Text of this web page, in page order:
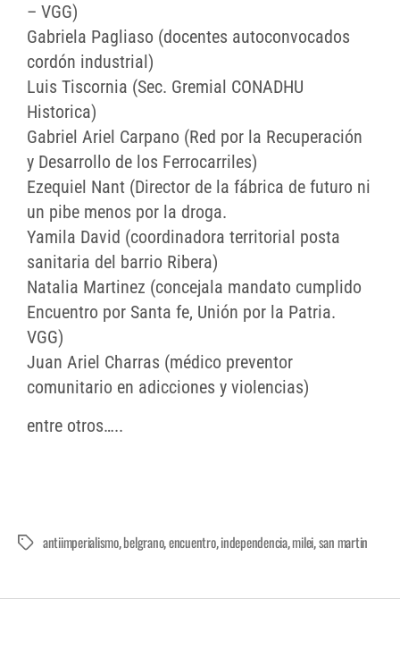
– VGG)
Gabriela Pagliaso (docentes autoconvocados
cordón industrial)
Luis Tiscornia (Sec. Gremial CONADHU
Historica)
Gabriel Ariel Carpano (Red por la Recuperación
y Desarrollo de los Ferrocarriles)
Ezequiel Nant (Director de la fábrica de futuro ni
un pibe menos por la droga.
Yamila David (coordinadora territorial posta
sanitaria del barrio Ribera)
Natalia Martinez (concejala mandato cumplido
Encuentro por Santa fe, Unión por la Patria.
VGG)
Juan Ariel Charras (médico preventor
comunitario en adicciones y violencias)
entre otros…..
antiimperialismo,belgrano,encuentro,independencia,milei,san martin